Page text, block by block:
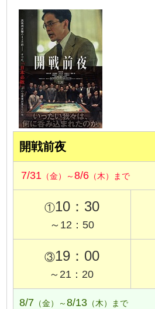
開戦前夜
7/31 （金）～8/6 （木）まで
①10：30
～12：50
③19：00
～21：20
8/7 （金）～8/13 （木）まで